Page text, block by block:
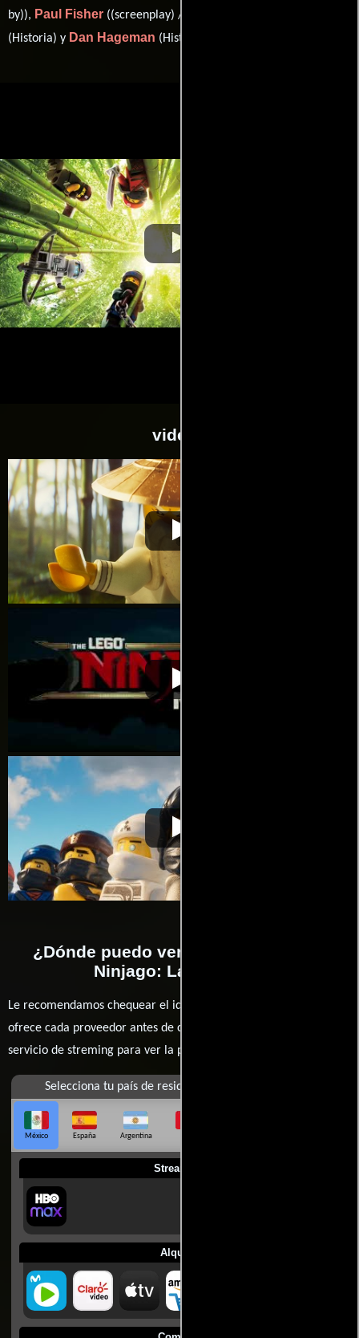
by)), Paul Fisher ((screenplay) / (story by)),
(Historia) y Dan Hageman (Historia).
videos
Lego Ninjago: La
película
Video de la película Lego Ninjago:
La película
Lego Ninjago: La
película
Video de la película Lego Ninjago:
La película
Lego Ninjago: La
película
Video de la película Lego Ninjago:
La película
¿Dónde puedo ver la películas Lego
Ninjago: La película?
Le recomendamos chequear el idioma, doblaje o subtítulos que
ofrece cada proveedor antes de comprar, alquilar o contratar un
servicio de streming para ver la películas.
Selecciona tu país de residencia
México España Argentina
Streaming
Alquilar